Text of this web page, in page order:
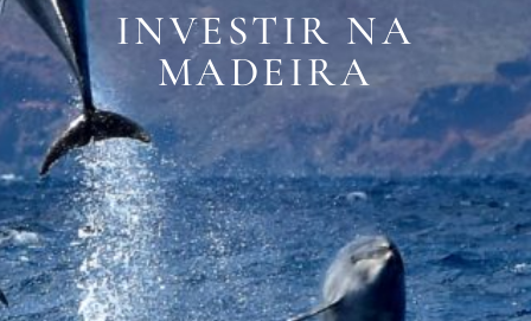
INVESTIR NA
MADEIRA